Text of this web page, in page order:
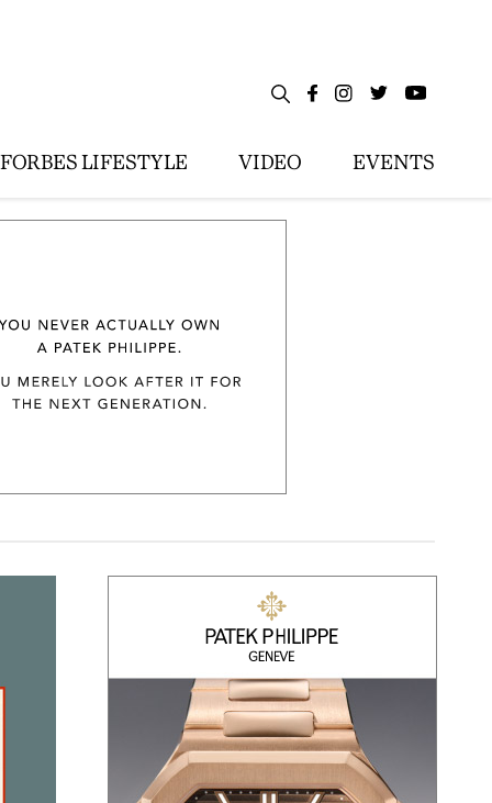
FORBES LIFESTYLE VIDEO EVENTS